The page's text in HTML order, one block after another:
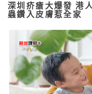
深圳疥瘡大爆發 港
蟲鑽入皮膚惹全家